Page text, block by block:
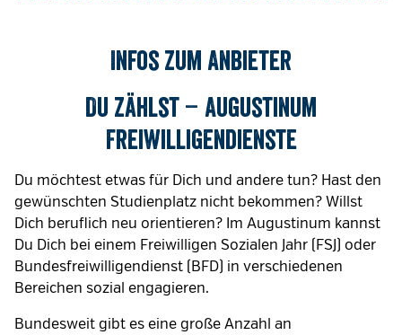
Infos zum Anbieter
Du zählst – Augustinum
Freiwilligendienste
Du möchtest etwas für Dich und andere tun? Hast den
gewünschten Studienplatz nicht bekommen? Willst
Dich beruflich neu orientieren? Im Augustinum kannst
Du Dich bei einem Freiwilligen Sozialen Jahr (FSJ) oder
Bundesfreiwilligendienst (BFD) in verschiedenen
Bereichen sozial engagieren.
Bundesweit gibt es eine große Anzahl an